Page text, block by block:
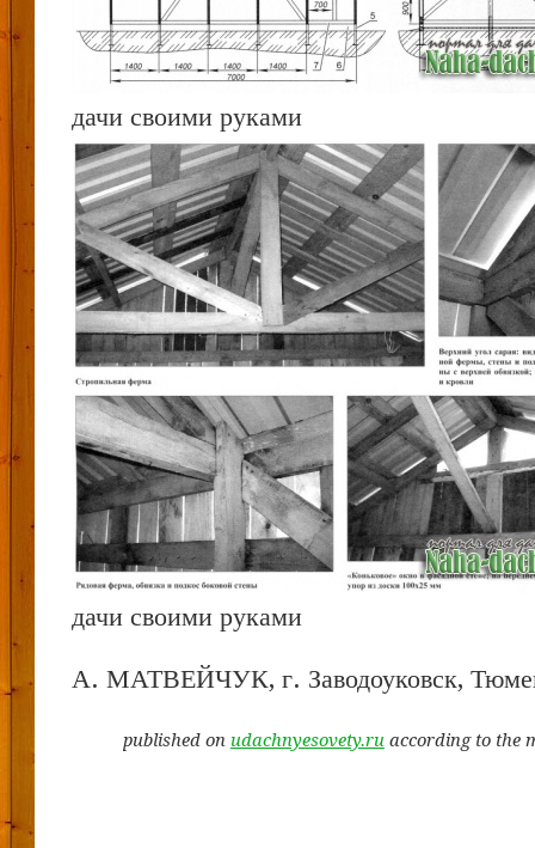
дачи своими руками
дачи своими руками
А. МАТВЕЙЧУК, г. Заводоуковск,
published on udachnyesovety.ruaccording to the